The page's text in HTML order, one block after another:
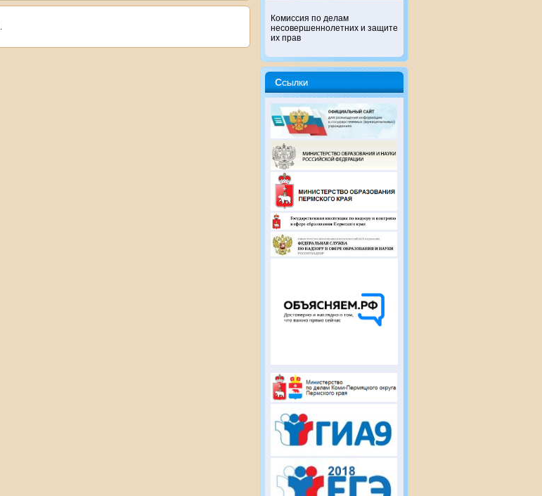
Комиссия по делам
несовершеннолетних и защите
их прав
Ссылки